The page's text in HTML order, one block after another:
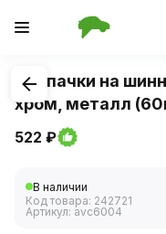
1/3
Колпачки на
хром, металл
522 ₽
В наличии
Код товара: 242721
Артикул: avc6004